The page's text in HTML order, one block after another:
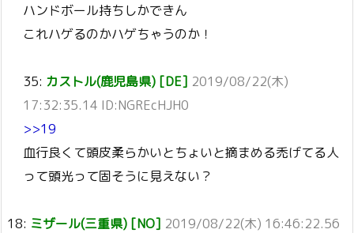
ハンドボール持ちしかできん
これハゲるのかハゲちゃうのか！
35: カストル(鹿児島県) [DE] 2019/08/22(木)
17:32:35.14 ID:NGREcHJH0
>>19
血行良くて頭皮柔らかいとちょいと摘まめる禿げてる人
って頭光って固そうに見えない？
18: ミザール(三重県) [NO] 2019/08/22(木) 16:46:22.56